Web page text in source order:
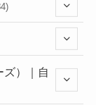
ズ）｜自